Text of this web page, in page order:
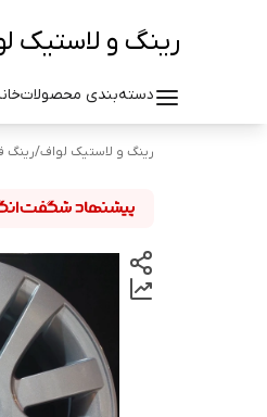
رینگ و لاستیک
دسته‌بندی محصولات
رینگ و لاستیک لواف/رینگ فابریک